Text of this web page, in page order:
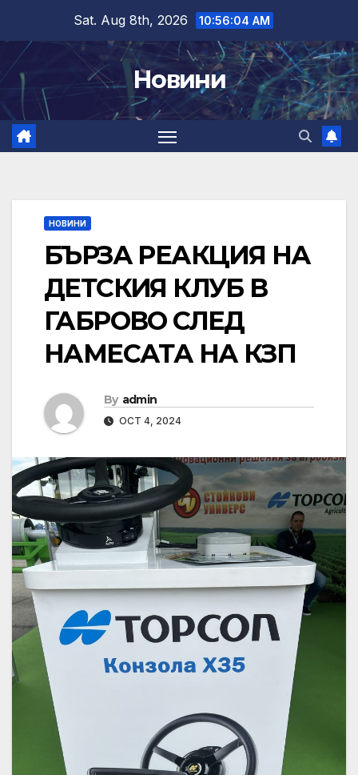
content
Sat. Aug 8th, 2026 10:56:05 AM
Новини
НОВИНИ
БЪРЗА РЕАКЦИЯ НА
ДЕТСКИЯ КЛУБ В
ГАБРОВО СЛЕД
НАМЕСАТА НА КЗП
By admin
OCT 4, 2024